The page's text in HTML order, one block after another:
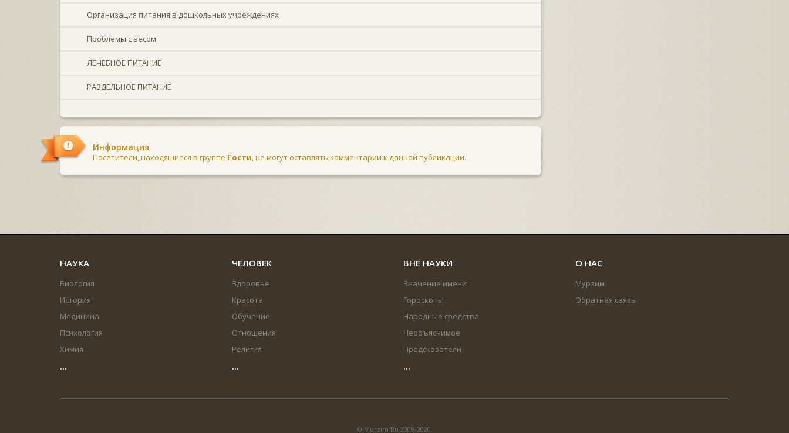
Организация питания в дошкольных учреждениях
Проблемы с весом
ЛЕЧЕБНОЕ ПИТАНИЕ
РАЗДЕЛЬНОЕ ПИТАНИЕ
Информация
Посетители, находящиеся в группе Гости, не могут оставлять комментарии к данной публикации.
НАУКА
Биология
История
Медицина
Психология
Химия
...
ЧЕЛОВЕК
Здоровье
Красота
Обучение
Отношения
Религия
...
ВНЕ НАУКИ
Значение имени
Гороскопы
Народные средства
Необъяснимое
Предсказатели
...
О НАС
Мурзим
Обратная связь
© Murzim.Ru 2009-2020.